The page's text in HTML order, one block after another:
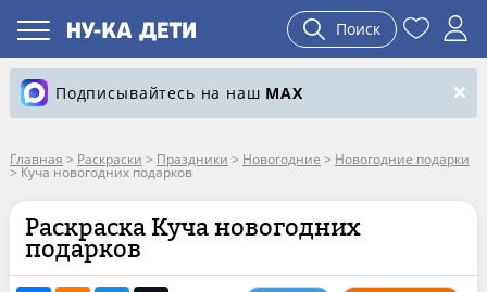
Поиск
Подписывайтесь на наш MAX
Главная > Раскраски > Праздники > Новогодние > Новогодние подарки
>Куча новогодних подарков
Раскраска Куча новогодних
подарков